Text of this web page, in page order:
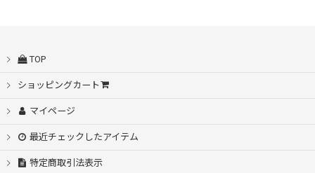
TOP
ショッピングカート
マイページ
最近チェックしたアイテム
特定商取引法表示